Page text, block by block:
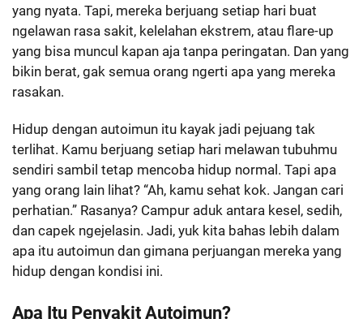
yang nyata. Tapi, mereka berjuang setiap hari buat
ngelawan rasa sakit, kelelahan ekstrem, atau flare-up
yang bisa muncul kapan aja tanpa peringatan. Dan yang
bikin berat, gak semua orang ngerti apa yang mereka
rasakan.
Hidup dengan autoimun itu kayak jadi pejuang tak
terlihat. Kamu berjuang setiap hari melawan tubuhmu
sendiri sambil tetap mencoba hidup normal. Tapi apa
yang orang lain lihat? “Ah, kamu sehat kok. Jangan cari
perhatian.” Rasanya? Campur aduk antara kesel, sedih,
dan capek ngejelasin. Jadi, yuk kita bahas lebih dalam
apa itu autoimun dan gimana perjuangan mereka yang
hidup dengan kondisi ini.
Apa Itu Penyakit Autoimun?